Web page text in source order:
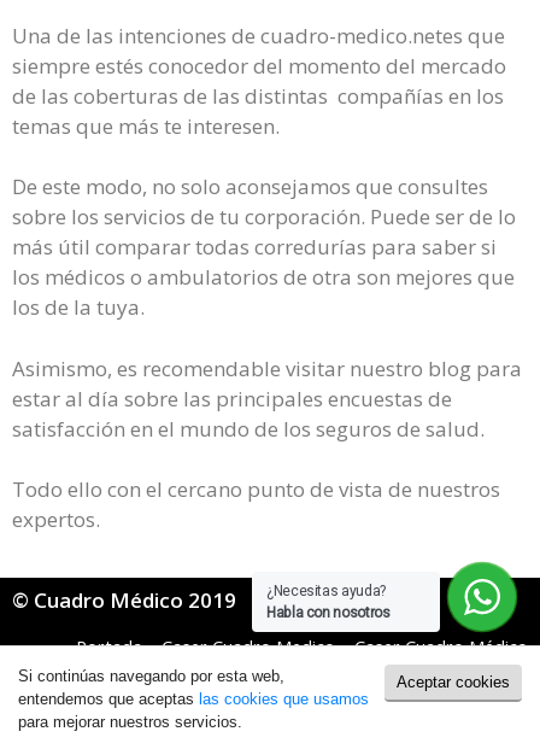
¿Necesitas ayuda?
Habla con nosotros
Una de las intenciones de cuadro-medico.netes que
siempre estés conocedor del momento del mercado
de las coberturas de las distintas compañías en los
temas que más te interesen.
De este modo, no solo aconsejamos que consultes
sobre los servicios de tu corporación. Puede ser de lo
más útil comparar todas corredurías para saber si
los médicos o ambulatorios de otra son mejores que
los de la tuya.
Asimismo, es recomendable visitar nuestro blog para
estar al día sobre las principales encuestas de
satisfacción en el mundo de los seguros de salud.
Todo ello con el cercano punto de vista de nuestros
expertos.
© Cuadro Médico 2019
Portada»Caser Cuadro Medico»Caser Cuadro Médico
Mugeju»Caser mugeju cuadro medico Segovia
Política de Cookies|Política de Privacidad
Aceptar cookies
Si continúas navegando por esta web,
entendemos que aceptas las cookies que usamos
para mejorar nuestros servicios.